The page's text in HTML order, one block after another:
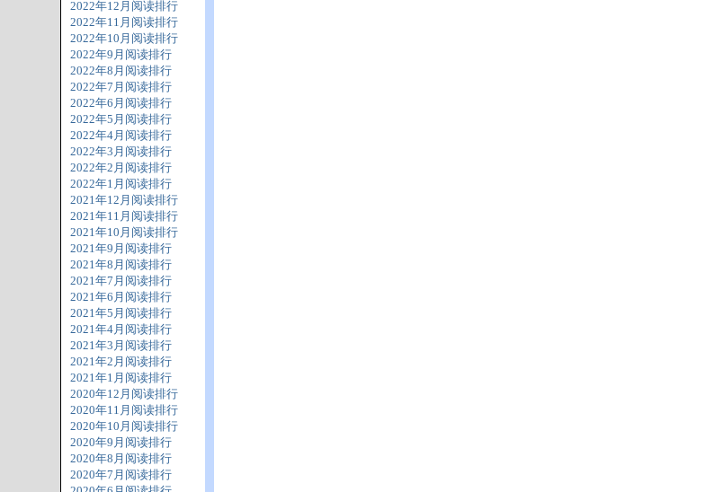
2022年12月阅读排行
2022年11月阅读排行
2022年10月阅读排行
2022年9月阅读排行
2022年8月阅读排行
2022年7月阅读排行
2022年6月阅读排行
2022年5月阅读排行
2022年4月阅读排行
2022年3月阅读排行
2022年2月阅读排行
2022年1月阅读排行
2021年12月阅读排行
2021年11月阅读排行
2021年10月阅读排行
2021年9月阅读排行
2021年8月阅读排行
2021年7月阅读排行
2021年6月阅读排行
2021年5月阅读排行
2021年4月阅读排行
2021年3月阅读排行
2021年2月阅读排行
2021年1月阅读排行
2020年12月阅读排行
2020年11月阅读排行
2020年10月阅读排行
2020年9月阅读排行
2020年8月阅读排行
2020年7月阅读排行